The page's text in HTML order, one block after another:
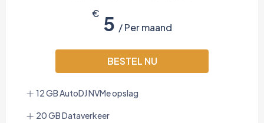
€ 5 / Per maand
BESTEL NU
12 GB AutoDJ NVMe opslag
20 GB Dataverkeer